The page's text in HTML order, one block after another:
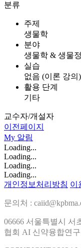
분류
주제
생물학
분야
생물학 & 생물
실습
없음 (이론 강의)
활용 단계
기타
교수자/개설자
이전페이지
My 알림
Loading...
Loading...
Loading...
Loading...
개인정보처리방침 이
문의처 :
06666 서울특별시 서
협회 AI 신약융합연구